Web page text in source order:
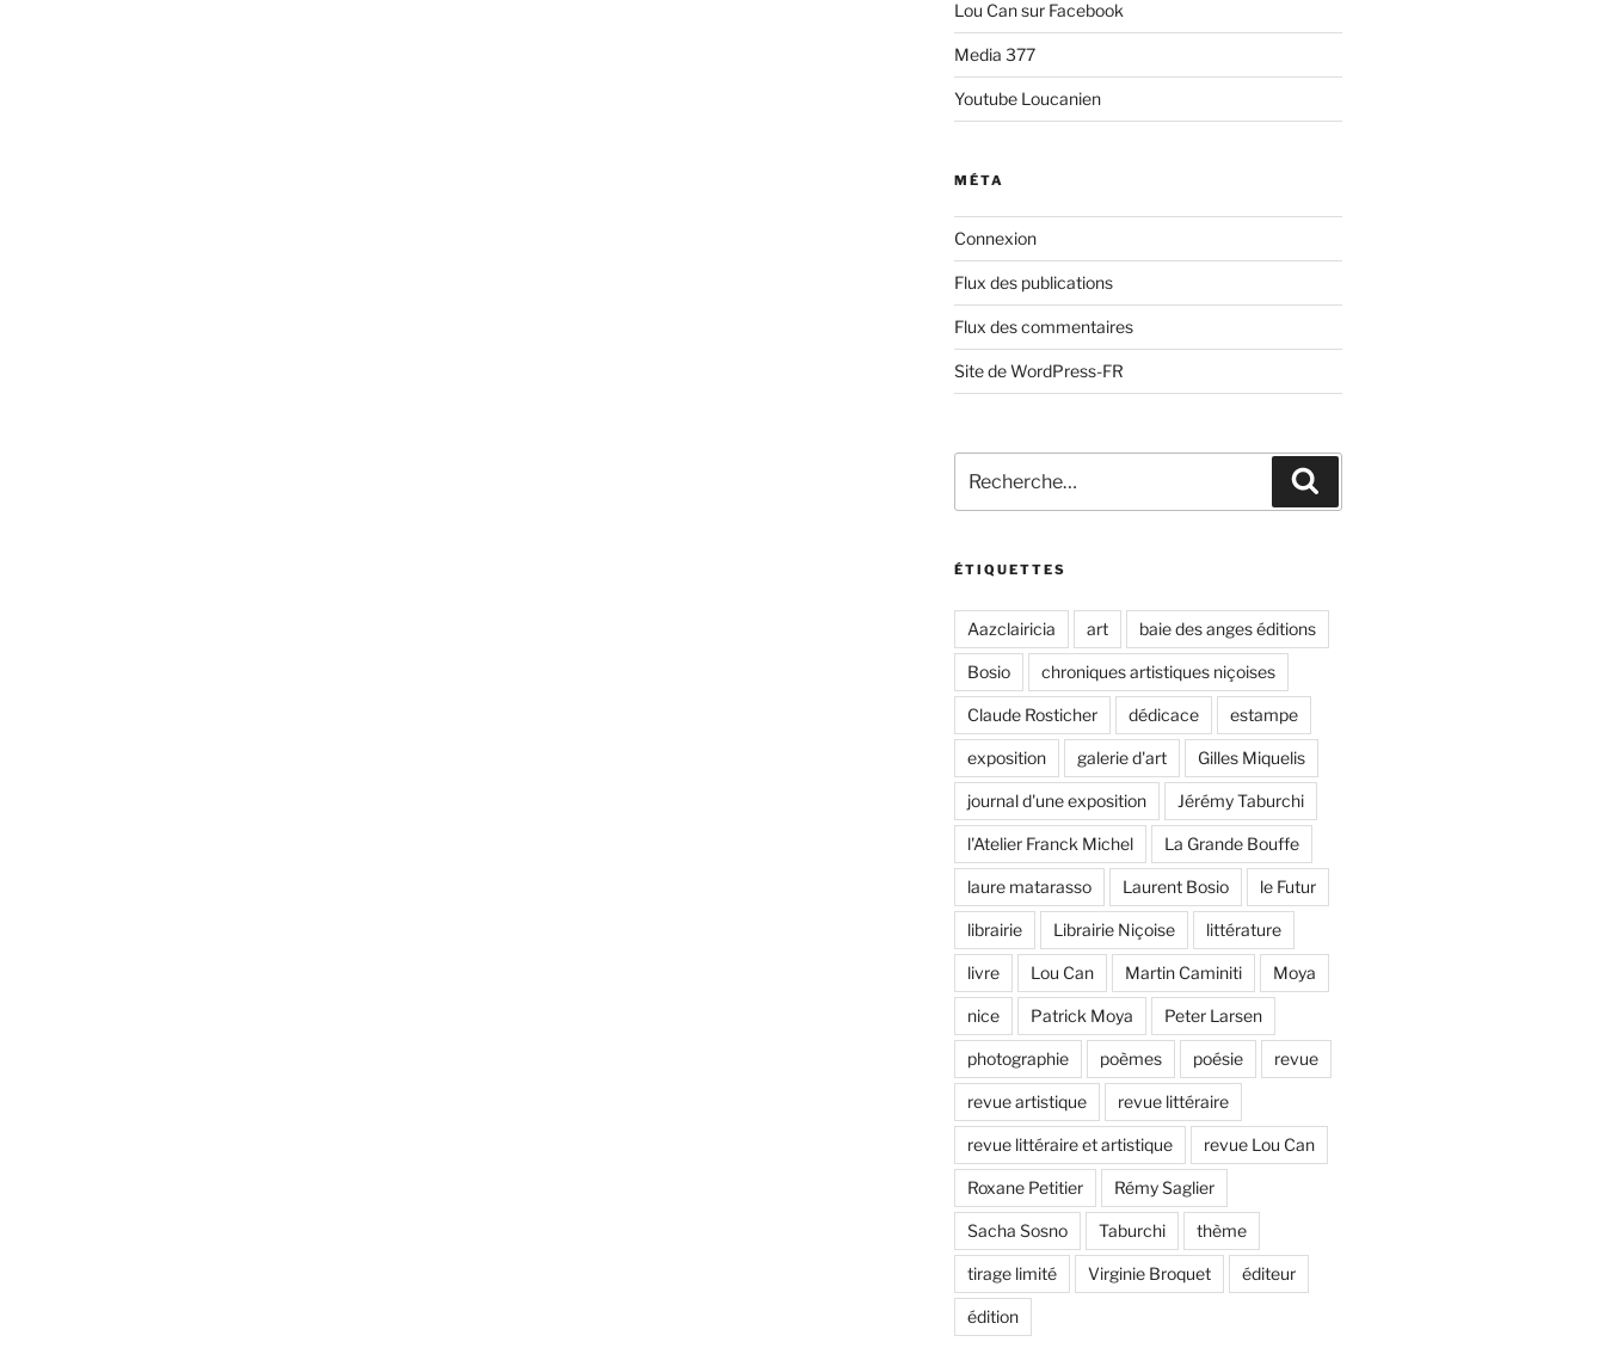
Lou Can sur Facebook
Media 377
Youtube Loucanien
MÉTA
Connexion
Flux des publications
Flux des commentaires
Site de WordPress-FR
pour
:
ÉTIQUETTES
Aazclairicia art baie des anges éditions
Bosio chroniques artistiques niçoises
Claude Rosticher dédicace estampe
exposition galerie d'art Gilles Miquelis
journal d'une exposition Jérémy Taburchi
l'Atelier Franck Michel La Grande Bouffe
laure matarasso Laurent Bosio le Futur
librairie Librairie Niçoise littérature
livre Lou Can Martin Caminiti Moya
nice Patrick Moya Peter Larsen
photographie poèmes poésie revue
revue artistique revue littéraire
revue littéraire et artistique revue Lou Can
Roxane Petitier Rémy Saglier
Sacha Sosno Taburchi thème
tirage limité Virginie Broquet éditeur
édition